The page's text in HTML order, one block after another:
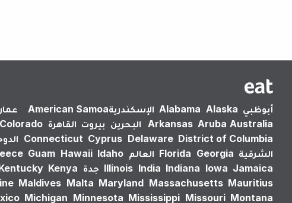
أبوظبي Alabama Alaska الإسكندرية‎American Samoa
Arkansas Aruba Australia البحرين بيروت القاهرة Colorado
Connecticut Cyprus Delaware District of Columbia
الشرقية
Florida Georgia العالم Guam Hawaii Idaho
Illinois India Indiana Iowa Jamaica جدة Kenya
Maldives Malta Maryland Massachusetts Mauritius
Michigan Minnesota Mississippi Missouri Montana